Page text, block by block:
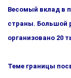
Весомый вклад в
страны. Большой
организовано 20
Теме границы